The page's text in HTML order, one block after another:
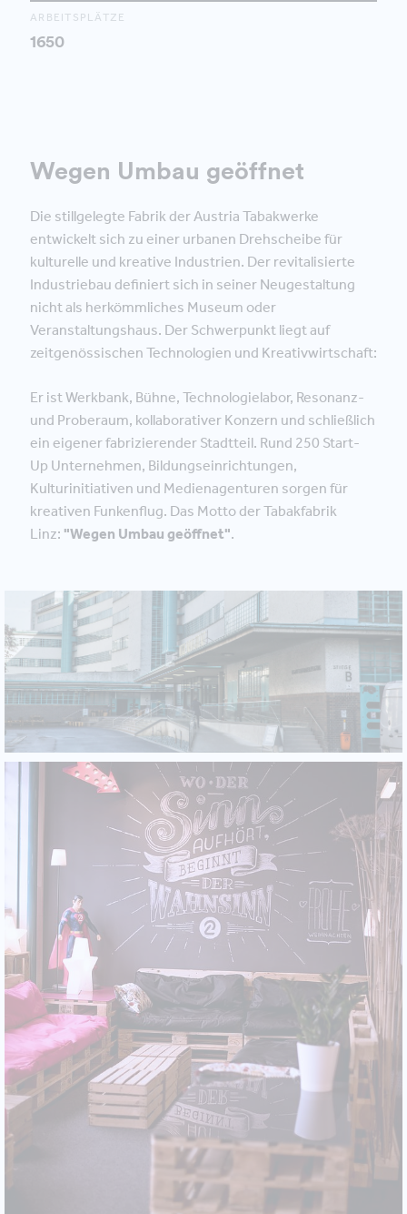
ARBEITSPLÄTZE
1650
Wegen Umbau geöffnet
Die stillgelegte Fabrik der Austria Tabakwerke
entwickelt sich zu einer urbanen Drehscheibe für
kulturelle und kreative Industrien. Der revitalisierte
Industriebau definiert sich in seiner Neugestaltung
nicht als herkömmliches Museum oder
Veranstaltungshaus. Der Schwerpunkt liegt auf
zeitgenössischen Technologien und Kreativwirtschaft:
Er ist Werkbank, Bühne, Technologielabor, Resonanz-
und Proberaum, kollaborativer Konzern und schließlich
ein eigener fabrizierender Stadtteil. Rund 250 Start-
Up Unternehmen, Bildungseinrichtungen,
Kulturinitiativen und Medienagenturen sorgen für
kreativen Funkenflug. Das Motto der Tabakfabrik
Linz: "Wegen Umbau geöffnet".